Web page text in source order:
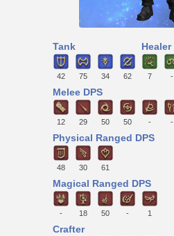
Tank
42 75 34 62
Healer
7 -
Melee DPS
12 29 50 50 - -
Physical Ranged DPS
48 30 61
Magical Ranged DPS
- 18 50 - 1
Crafter